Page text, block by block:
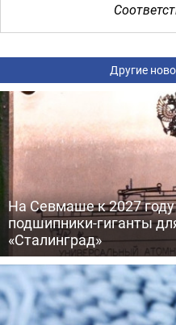
Другие
На Севмаше к 2027
подшипники-гиганты
«Сталинград»